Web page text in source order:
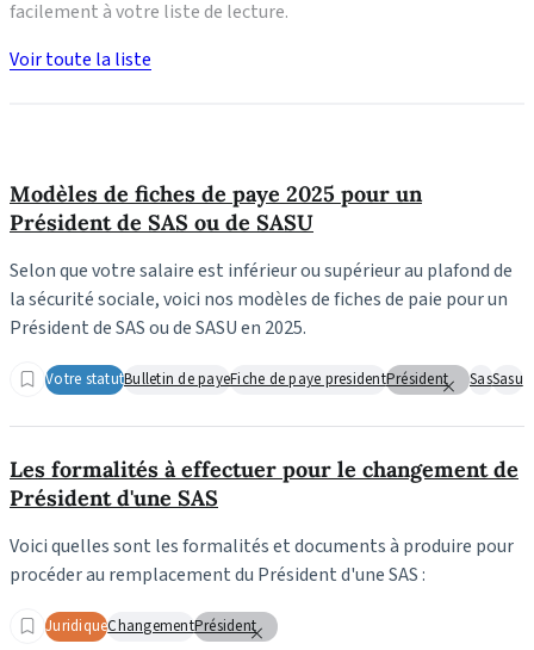
Modèles de fiches de paye 2025 pour un
Président de SAS ou de SASU
Selon que votre salaire est inférieur ou supérieur au plafond de
la sécurité sociale, voici nos modèles de fiches de paie pour un
Président de SAS ou de SASU en 2025.
Votre statutBulletin de payeFiche de paye presidentPrésident SasSasu
Les formalités à effectuer pour le changement de
Président d'une SAS
Voici quelles sont les formalités et documents à produire pour
procéder au remplacement du Président d'une SAS :
JuridiqueChangementPrésident
facilement à votre liste de lecture.
Voir toute la liste